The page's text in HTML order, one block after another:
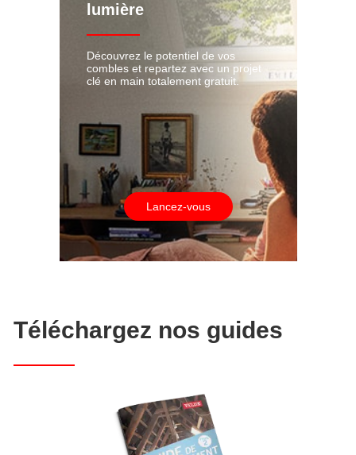
lumière
Découvrez le potentiel de vos
combles et repartez avec un projet
clé en main totalement gratuit.
Lancez-vous
Téléchargez nos guides